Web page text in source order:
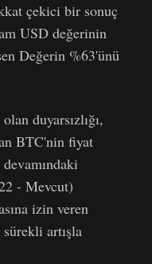
çekici bir sonuç
USD değerinin
Değerin %63'ünü
duyarsızlığı,
BTC'nin fiyat
- Mevcut)
izin veren
sürekli artışla